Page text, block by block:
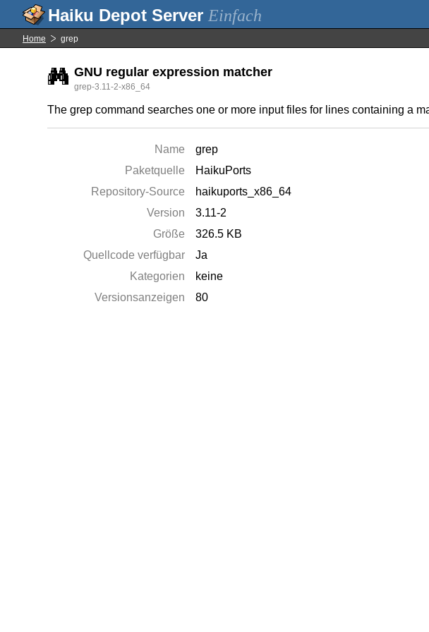
Einfach
Home grep
GNU regular expression matcher
grep-3.11-2-x86_64
The grep command searches one or more input files for lines containing a
Name
grep
Paketquelle
HaikuPorts
Repository-Source
haikuports_x86_64
Version
3.11-2
Größe
326.5 KB
Quellcode verfügbar
Ja
Kategorien
keine
Versionsanzeigen
80